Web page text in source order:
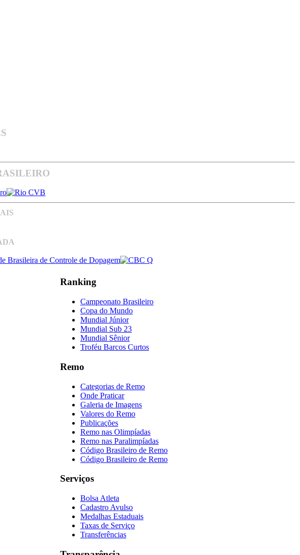
Ranking
Campeonato Brasileiro
Copa do Mundo
Mundial Júnior
Mundial Sub 23
Mundial Sênior
Troféu Barcos Curtos
Remo
Categorias de Remo
Onde Praticar
Galeria de Imagens
Valores do Remo
Publicações
Remo nas Olimpíadas
Remo nas Paralimpíadas
Código Brasileiro de Remo
Código Brasileiro de Remo
Serviços
Bolsa Atleta
Cadastro Avulso
Medalhas Estaduais
Taxas de Serviço
Transferências